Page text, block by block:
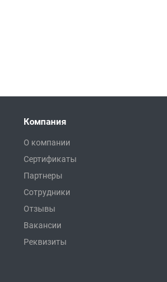
Компания
О компании
Сертификаты
Партнеры
Сотрудники
Отзывы
Вакансии
Реквизиты